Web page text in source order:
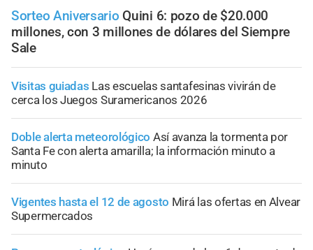
Sorteo Aniversario Quini 6: pozo de $20.000
millones, con 3 millones de dólares del Siempre
Sale
Visitas guiadas Las escuelas santafesinas vivirán de
cerca los Juegos Suramericanos 2026
Doble alerta meteorológico Así avanza la tormenta por
Santa Fe con alerta amarilla; la información minuto a
minuto
Vigentes hasta el 12 de agosto Mirá las ofertas en Alvear
Supermercados